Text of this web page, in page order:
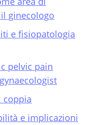
ginecologo
e fisiopatologia
pelvic pain
coppia
e implicazioni